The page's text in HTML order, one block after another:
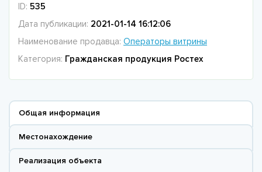
ID: 535
Дата публикации: 2021-01-14 16:12:06
Наименование продавца: Операторы витрины
Категория: Гражданская продукция Ростех
Общая информация
Местонахождение
Реализация объекта